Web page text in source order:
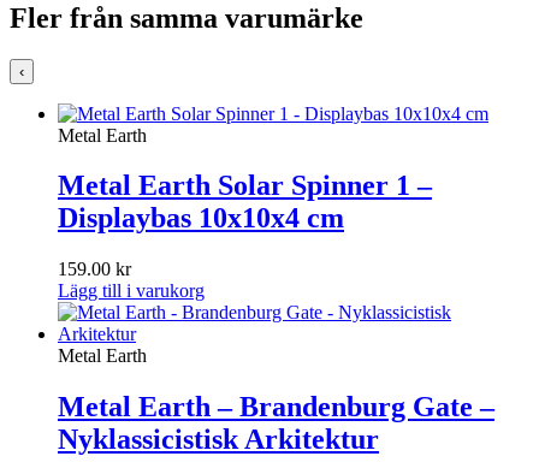
Fler från samma varumärke
‹
Metal Earth
Metal Earth Solar Spinner 1 –
Displaybas 10x10x4 cm
159.00 kr
Lägg till i varukorg
Metal Earth
Metal Earth – Brandenburg Gate –
Nyklassicistisk Arkitektur